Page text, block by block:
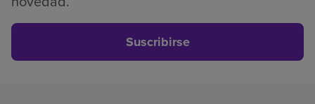
Suscribirse